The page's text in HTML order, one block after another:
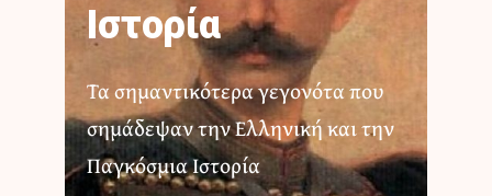
Ιστορία
Τα σημαντικότερα γεγονότα που
σημάδεψαν την Ελληνική και την
Παγκόσμια Ιστορία